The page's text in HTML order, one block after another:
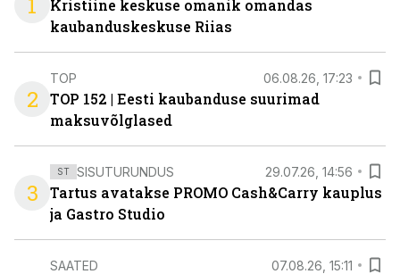
Kristiine keskuse omanik omandas
kaubanduskeskuse Riias
2
TOP 06.08.26, 17:23
TOP 152 | Eesti kaubanduse suurimad
maksuvõlglased
3
ST SISUTURUNDUS 29.07.26, 14:56
Tartus avatakse PROMO Cash&Carry kauplus
ja Gastro Studio
SAATED 07.08.26, 15:11